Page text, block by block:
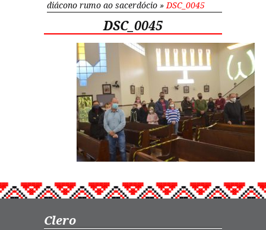
diácono rumo ao sacerdócio » DSC_0045
DSC_0045
Clero